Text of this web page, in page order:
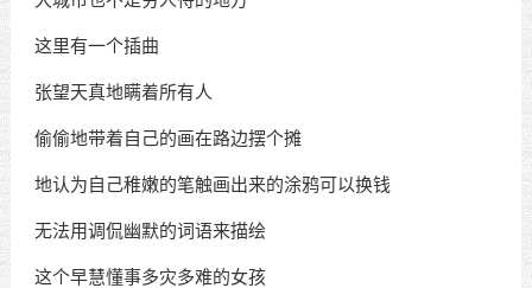
这里有一个插曲
张望天真地瞒着所有人
偷偷地带着自己的画在路边摆个摊
地认为自己稚嫩的笔触画出来的涂鸦可以换钱
无法用调侃幽默的词语来描绘
这个早慧懂事多灾多难的女孩